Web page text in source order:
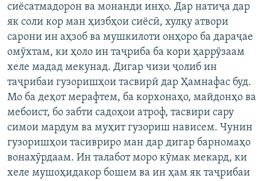
сиёсатмадорон ва монанди инҳо. Дар натиҷа дар
як соли кор ман ҳизбҳои сиёсӣ, хулқу атвори
сарони ин аҳзоб ва мушкилоти онҳоро ба дараҷае
омӯхтам, ки ҳоло ин таҷриба ба кори ҳаррӯзаам
хеле мадад мекунад. Дигар чизи ҷолиб ин
таҷрибаи гузоришҳои тасвирӣ дар Ҳамнафас буд.
Мо ба деҳот мерафтем, ба корхонаҳо, майдонҳо ва
мебоист, бо забти садоҳои атроф, тасвири сару
симои мардум ва муҳит гузориш нависем. Чунин
гузоришҳои тасивриро ман дар дигар барномаҳо
вонахӯрдаам. Ин талабот моро кӯмак мекард, ки
хеле мушоҳидакор бошем ва ин ҳам як таҷрибаи